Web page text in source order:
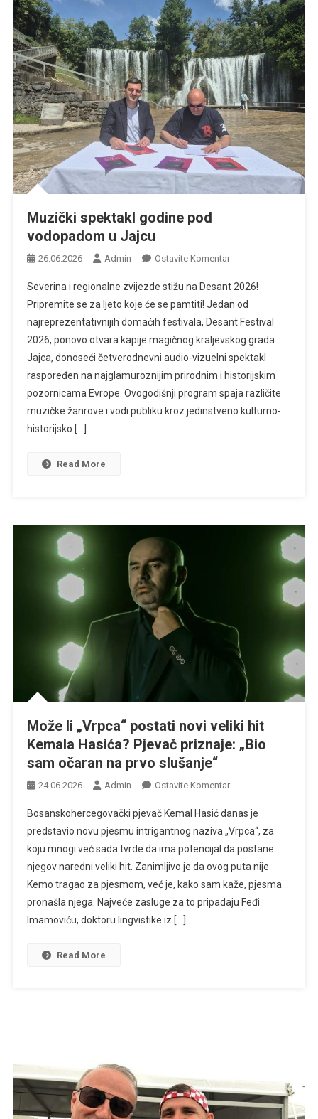
Muzički spektakl godine pod
vodopadom u Jajcu
26.06.2026 Admin Ostavite KomentarNa
Spektakl
Godine
Pod
Vodopadom
U
Jajcu
Severina i regionalne zvijezde stižu na Desant 2026!
Pripremite se za ljeto koje će se pamtiti! Jedan od
najreprezentativnijih domaćih festivala, Desant Festival
2026, ponovo otvara kapije magičnog kraljevskog grada
Jajca, donoseći četverodnevni audio-vizuelni spektakl
raspoređen na najglamuroznijim prirodnim i historijskim
pozornicama Evrope. Ovogodišnji program spaja različite
muzičke žanrove i vodi publiku kroz jedinstveno kulturno-
historijsko […]
Read More
Može li „Vrpca“ postati novi veliki hit
Kemala Hasića? Pjevač priznaje: „Bio
sam očaran na prvo slušanje“
24.06.2026 Admin Ostavite KomentarNa
Li
„Vrpca“
Postati
Novi
Veliki
Hit
Bosanskohercegovački pjevač Kemal Hasić danas je
predstavio novu pjesmu intrigantnog naziva „Vrpca“, za
koju mnogi već sada tvrde da ima potencijal da postane
njegov naredni veliki hit. Zanimljivo je da ovog puta nije
Kemo tragao za pjesmom, već je, kako sam kaže, pjesma
pronašla njega. Najveće zasluge za to pripadaju Feđi
Imamoviću, doktoru lingvistike iz […]
Read More